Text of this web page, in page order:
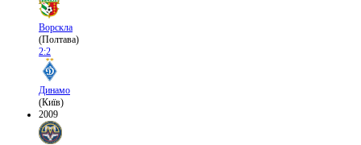
Ворскла
(Полтава)
2:2
Динамо
(Київ)
2009